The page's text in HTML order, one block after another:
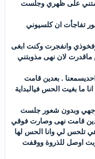
على ظهري وجلست
تفاجأت ان كلسيوني
وانفجرت وكنت ابغى
لان نهى مذوبتني
. بعدين قامت
بغيت الحس فيالبداية
وبدون شعور جلست
قامت نهى وصارت فوقي
تلحس لي وانا الحس لها
اوصل للذروة ووقفت